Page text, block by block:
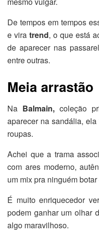
De tempos em tempos
e vira trend, o que está
de aparecer nas
entre outras.
Meia arrastão
Na Balmain, coleção
aparecer na sandália,
roupas.
Achei que a trama
com ares moderno,
um mix pra ninguém
É muito enriquecedor
podem ganhar um olhar
algo maravilhoso.